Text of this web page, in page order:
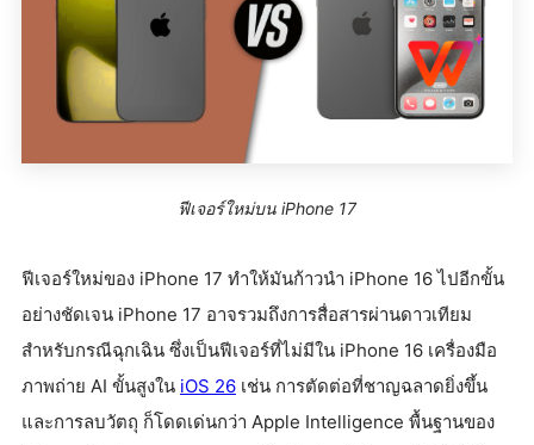
ฟีเจอร์ใหม่บน iPhone 17
ฟีเจอร์ใหม่ของ iPhone 17 ทำให้มันก้าวนำ iPhone 16 ไปอีกขั้น
อย่างชัดเจน iPhone 17 อาจรวมถึงการสื่อสารผ่านดาวเทียม
สำหรับกรณีฉุกเฉิน ซึ่งเป็นฟีเจอร์ที่ไม่มีใน iPhone 16 เครื่องมือ
ภาพถ่าย AI ขั้นสูงใน iOS 26 เช่น การตัดต่อที่ชาญฉลาดยิ่งขึ้น
และการลบวัตถุ ก็โดดเด่นกว่า Apple Intelligence พื้นฐานของ